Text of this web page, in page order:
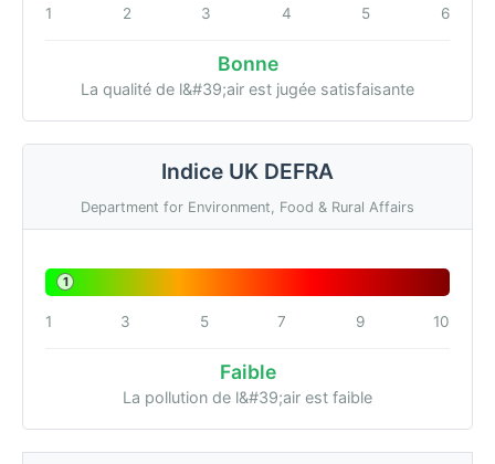
1 2 3 4 5 6
Bonne
La qualité de l&#39;air est jugée satisfaisante
Indice UK DEFRA
Department for Environment, Food & Rural Affairs
1
1 3 5 7 9 10
Faible
La pollution de l&#39;air est faible